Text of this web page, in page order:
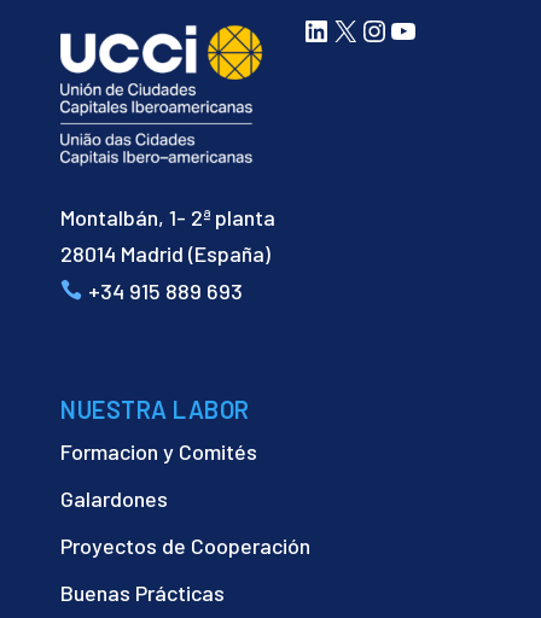
Montalbán, 1- 2ª planta
28014 Madrid (España)
+34 915 889 693
LinkedIn
X Instagram
YouTube
NUESTRA LABOR
Formacion y Comités
Galardones
Proyectos de Cooperación
Buenas Prácticas